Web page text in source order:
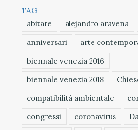
TAG
abitare
alejandro aravena
anniversari
arte
biennale venezia 2016
biennale venezia 2018
compatibilità ambientale
congressi
coronavirus